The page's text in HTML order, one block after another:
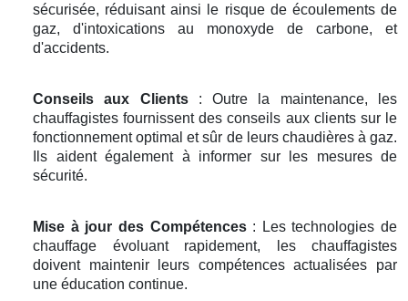
sécurisée, réduisant ainsi le risque de écoulements de
gaz, d'intoxications au monoxyde de carbone, et
d'accidents.
Conseils aux Clients: Outre la maintenance, les
chauffagistes fournissent des conseils aux clients sur le
fonctionnement optimal et sûr de leurs chaudières à gaz.
Ils aident également à informer sur les mesures de
sécurité.
Mise à jour des Compétences: Les technologies de
chauffage évoluant rapidement, les chauffagistes
doivent maintenir leurs compétences actualisées par
une éducation continue.